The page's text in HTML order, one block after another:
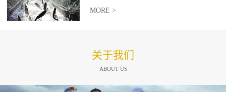
MORE >
关于我们
ABOUT US